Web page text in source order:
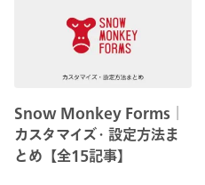
Snow Monkey Forms│
カスタマイズ・設定方法ま
とめ【全15記事】